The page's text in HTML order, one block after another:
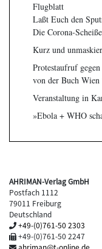
Flugblatt
Laßt Euch den
Die Corona-
Kurz und
Protestaufruf
von der Buch Wien
Veranstaltung in
»Ebola + WHO
AHRIMAN-Verlag GmbH
Postfach 1112
79011 Freiburg
Deutschland
+49-(0)761-50 2303
+49-(0)761-50 2247